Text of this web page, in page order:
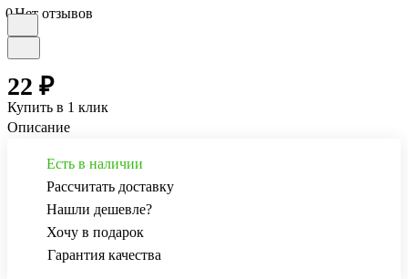
0Нет отзывов
22 ₽
Купить в 1 клик
Описание
Есть в наличии
Рассчитать доставку
Нашли дешевле?
Хочу в подарок
Гарантия качества